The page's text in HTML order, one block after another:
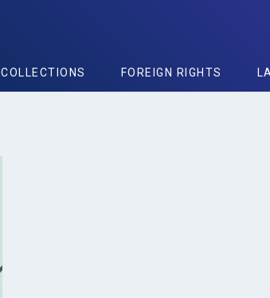
COLLECTIONS FOREIGN RIGHTS